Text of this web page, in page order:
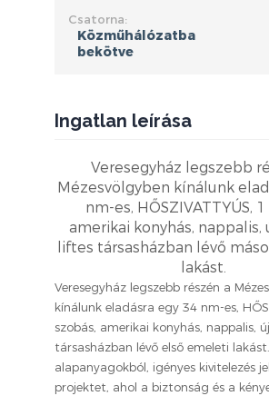
Csatorna:
Közműhálózatba
bekötve
Ingatlan leírása
Veresegyház legszebb
Mézesvölgyben kínálunk
nm-es, HŐSZIVATTYÚS,
amerikai konyhás, nappalis,
liftes társasházban lévő
lakást.
Veresegyház legszebb részén a
kínálunk eladásra egy 34 nm-es,
szobás, amerikai konyhás, nappalis,
társasházban lévő első emeleti
alapanyagokból, igényes kivitelezés
projektet, ahol a biztonság és a